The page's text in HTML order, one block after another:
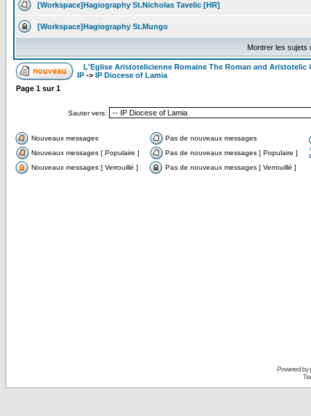
[Workspace]Hagiography St.Nicholas Tavelic [HR]
[Workspace]Hagiography St.Mungo
Montrer les sujets
L'Eglise Aristotelicienne Romaine The Roman and Aristotelic
IP -> IP Diocese of Lamia
Page 1 sur1
Sauter vers:
Nouveaux messages
Pas de nouveaux messages
Nouveaux messages [ Populaire ]
Pas de nouveaux messages [ Populaire ]
Nouveaux messages [ Verrouillé ]
Pas de nouveaux messages [ Verrouillé ]
Powered by